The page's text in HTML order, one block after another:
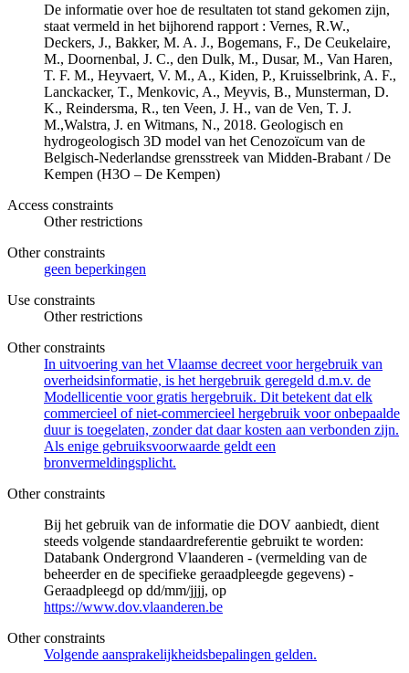
De informatie over hoe de resultaten tot stand gekomen zijn,
staat vermeld in het bijhorend rapport : Vernes, R.W.,
Deckers, J., Bakker, M. A. J., Bogemans, F., De Ceukelaire,
M., Doornenbal, J. C., den Dulk, M., Dusar, M., Van Haren,
T. F. M., Heyvaert, V. M., A., Kiden, P., Kruisselbrink, A. F.,
Lanckacker, T., Menkovic, A., Meyvis, B., Munsterman, D.
K., Reindersma, R., ten Veen, J. H., van de Ven, T. J.
M.,Walstra, J. en Witmans, N., 2018. Geologisch en
hydrogeologisch 3D model van het Cenozoïcum van de
Belgisch-Nederlandse grensstreek van Midden-Brabant / De
Kempen (H3O – De Kempen)
Access constraints
Other restrictions
Other constraints
geen beperkingen
Use constraints
Other restrictions
Other constraints
In uitvoering van het Vlaamse decreet voor hergebruik van
overheidsinformatie, is het hergebruik geregeld d.m.v. de
Modellicentie voor gratis hergebruik. Dit betekent dat elk
commercieel of niet-commercieel hergebruik voor onbepaalde
duur is toegelaten, zonder dat daar kosten aan verbonden zijn.
Als enige gebruiksvoorwaarde geldt een
bronvermeldingsplicht.
Other constraints
Bij het gebruik van de informatie die DOV aanbiedt, dient
steeds volgende standaardreferentie gebruikt te worden:
Databank Ondergrond Vlaanderen - (vermelding van de
beheerder en de specifieke geraadpleegde gegevens) -
Geraadpleegd op dd/mm/jjjj, op
https://www.dov.vlaanderen.be
Other constraints
Volgende aansprakelijkheidsbepalingen gelden.